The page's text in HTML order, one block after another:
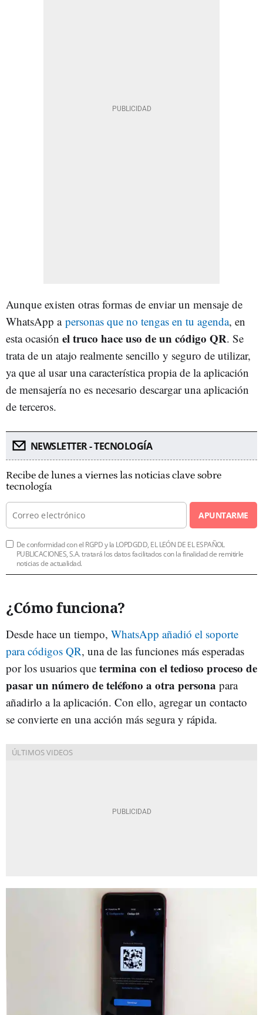
Aunque existen otras formas de enviar un mensaje de
WhatsApp a personas que no tengas en tu agenda, en
esta ocasión el truco hace uso de un código QR. Se
trata de un atajo realmente sencillo y seguro de utilizar,
ya que al usar una característica propia de la aplicación
de mensajería no es necesario descargar una aplicación
de terceros.
NEWSLETTER - TECNOLOGÍA
Recibe de lunes a viernes las noticias clave sobre
tecnología
APUNTARME
De conformidad con el RGPD y la LOPDGDD, EL LEÓN DE EL ESPAÑOL
PUBLICACIONES, S.A. tratará los datos facilitados con la finalidad de remitirle
noticias de actualidad.
¿Cómo funciona?
Desde hace un tiempo, WhatsApp añadió el soporte
para códigos QR, una de las funciones más esperadas
por los usuarios que termina con el tedioso proceso de
pasar un número de teléfono a otra persona para
añadirlo a la aplicación. Con ello, agregar un contacto
se convierte en una acción más segura y rápida.